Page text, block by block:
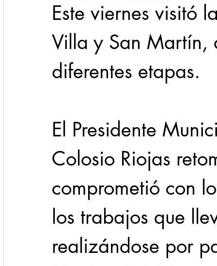
Este viernes visitó
Villa y San Martín,
diferentes etapas.
El Presidente
Colosio Riojas
comprometió con
los trabajos que
realizándose por